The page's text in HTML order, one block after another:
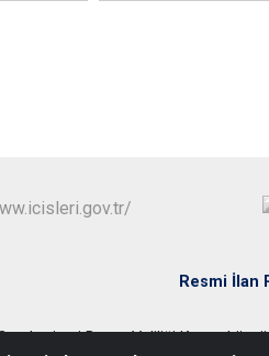
Resmi İlan
Bartın Valiliği